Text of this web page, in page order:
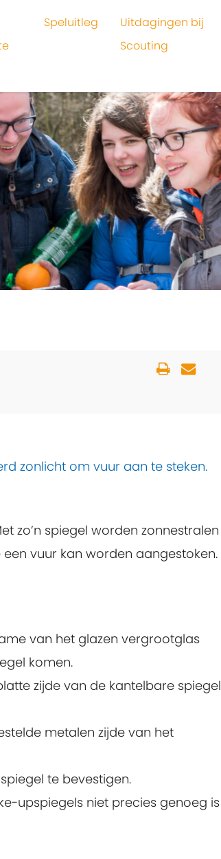
Speluitleg
Uitdagingen bij
Scouting
zonlicht om vuur aan te steken.
zo’n spiegel worden zonnestralen
vuur kan worden aangestoken.
van het glazen vergrootglas
komen.
zijde van de kantelbare spiegel
metalen zijde van het
te bevestigen.
upspiegels niet precies genoeg is